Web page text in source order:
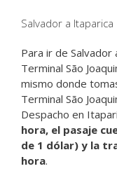
Salvador a Itaparica
Para ir de
Terminal São
mismo donde
Terminal São
Despacho en
hora, el pasaje
de 1 dólar) y la
hora.